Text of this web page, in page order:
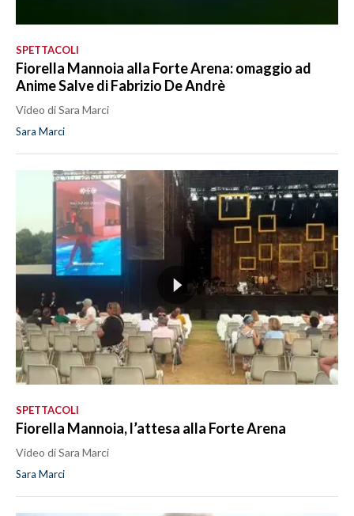
SPETTACOLI
Fiorella Mannoia alla Forte Arena: omaggio ad
Anime Salve di Fabrizio De Andrè
Video di Sara Marci
Sara Marci
SPETTACOLI
Fiorella Mannoia, l’attesa alla Forte Arena
Video di Sara Marci
Sara Marci